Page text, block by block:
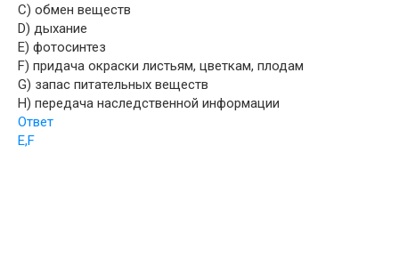
C) обмен веществ
D) дыхание
E) фотосинтез
F) придача окраски листьям, цветкам, плодам
G) запас питательных веществ
H) передача наследственной информации
Ответ
E,F